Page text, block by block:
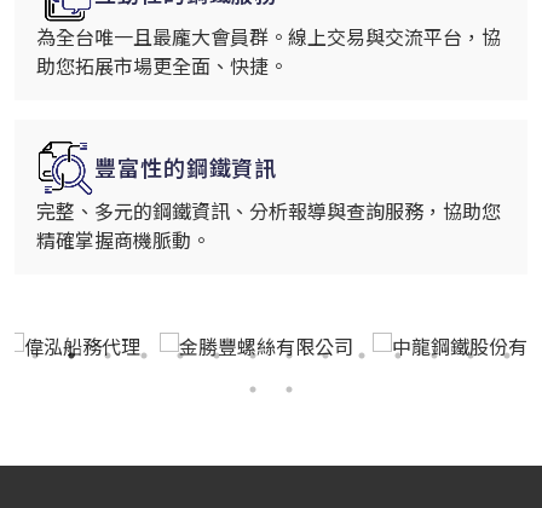
為全台唯一且最龐大會員群。線上交易與交流平台，協
助您拓展市場更全面、快捷。
豐富性的鋼鐵資訊
完整、多元的鋼鐵資訊、分析報導與查詢服務，協助您
精確掌握商機脈動。